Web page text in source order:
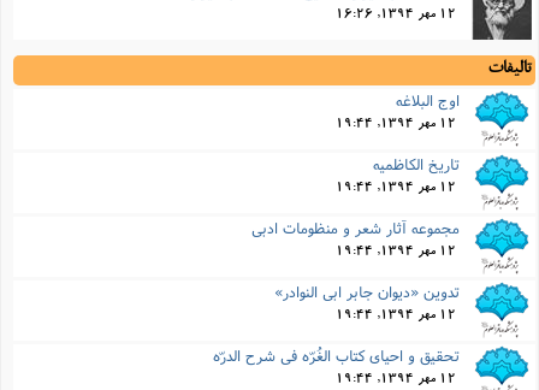
12 مهر 1394, 16:26
تالیفات
اوج البلاغه
12 مهر 1394, 19:44
تاریخ الکاظمیه
12 مهر 1394, 19:44
مجموعه آثار شعر و منظومات ادبى
12 مهر 1394, 19:44
تدوین «دیوان جابر ابى النوادر»
12 مهر 1394, 19:44
تحقیق و احیاى کتاب الغُرّه فى شرح الدرّه
12 مهر 1394, 19:44